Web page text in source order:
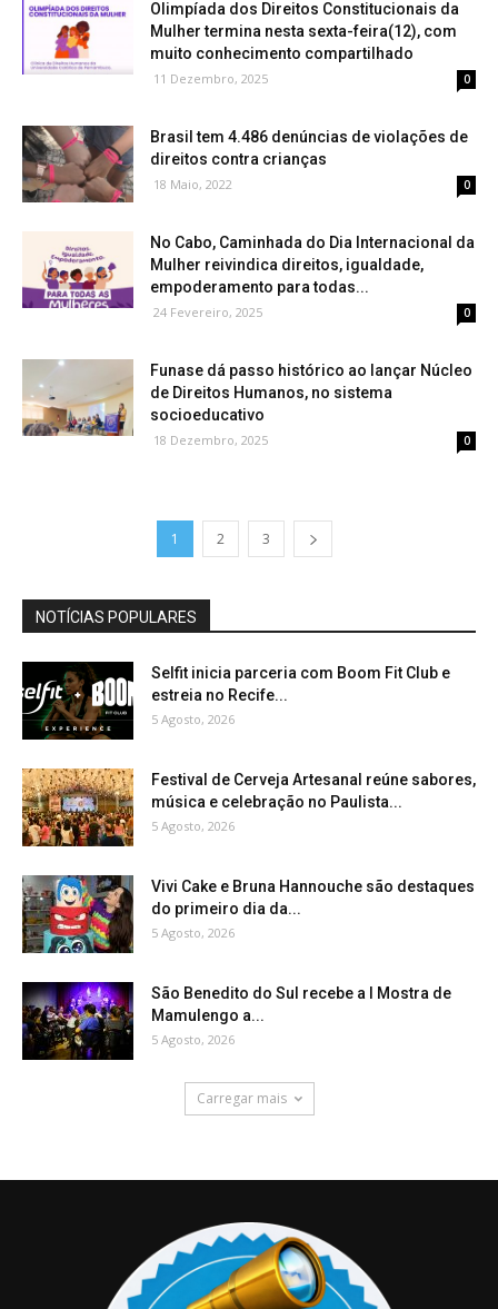
Olimpíada dos Direitos Constitucionais da
Mulher termina nesta sexta-feira(12), com
muito conhecimento compartilhado
11 Dezembro, 2025 0
Brasil tem 4.486 denúncias de violações de
direitos contra crianças
18 Maio, 2022 0
No Cabo, Caminhada do Dia Internacional da
Mulher reivindica direitos, igualdade,
empoderamento para todas...
24 Fevereiro, 2025 0
Funase dá passo histórico ao lançar Núcleo
de Direitos Humanos, no sistema
socioeducativo
18 Dezembro, 2025 0
1 2 3
NOTÍCIAS POPULARES
Selfit inicia parceria com Boom Fit Club e
estreia no Recife...
5 Agosto, 2026
Festival de Cerveja Artesanal reúne sabores,
música e celebração no Paulista...
5 Agosto, 2026
Vivi Cake e Bruna Hannouche são destaques
do primeiro dia da...
5 Agosto, 2026
São Benedito do Sul recebe a I Mostra de
Mamulengo a...
5 Agosto, 2026
Carregar mais